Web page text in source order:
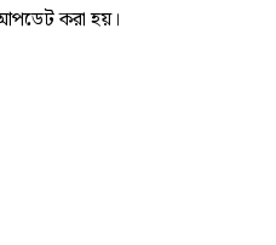
আপডেট করা হয়।